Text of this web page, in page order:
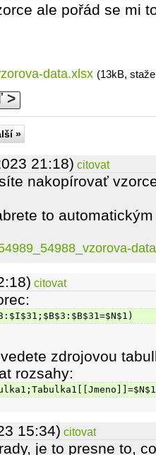
ale pořád se mi
data.xlsx (13kB,
>
»
21:18) citovat
nakopírovať
to
citovat
zdrojovou
rozsahy:
15:34) citovat
je to presne to,